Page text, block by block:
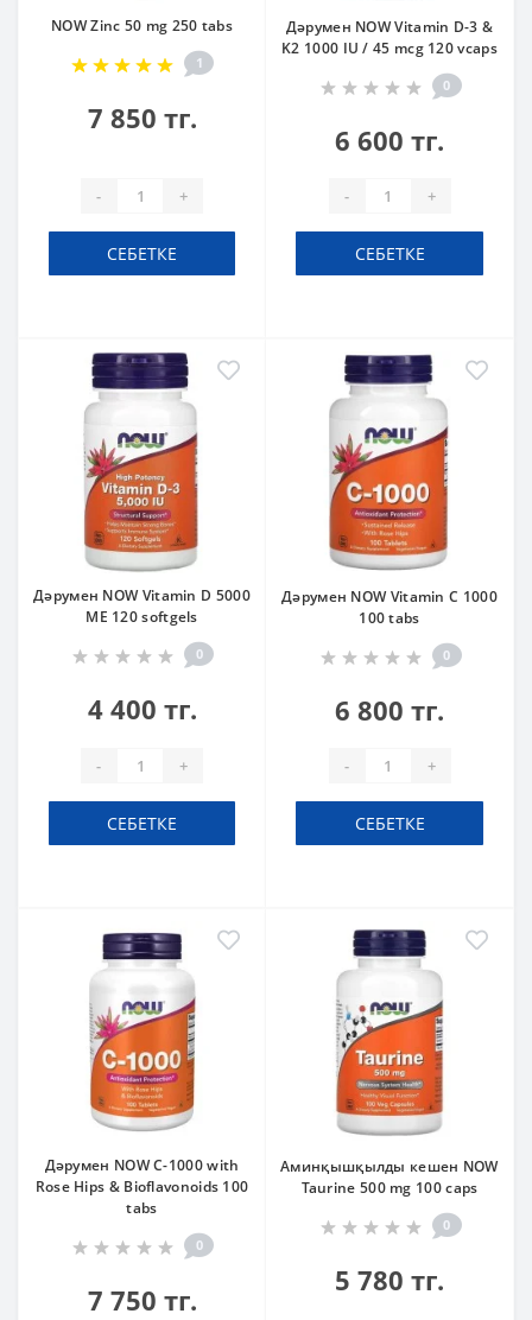
NOW Zinc 50 mg 250 tabs
1
7 850 тг.
- +
СЕБЕТКЕ
Дәрумен NOW Vitamin D-3 &
K2 1000 IU / 45 mcg 120 vcaps
0
6 600 тг.
- +
СЕБЕТКЕ
Дәрумен NOW Vitamin D 5000
ME 120 softgels
0
4 400 тг.
- +
СЕБЕТКЕ
Дәрумен NOW Vitamin C 1000
100 tabs
0
6 800 тг.
- +
СЕБЕТКЕ
Дәрумен NOW C-1000 with
Rose Hips & Bioflavonoids 100
tabs
0
7 750 тг.
Аминқышқылды кешен NOW
Taurine 500 mg 100 caps
0
5 780 тг.